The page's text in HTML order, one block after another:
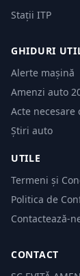
Stații ITP
GHIDURI
Alerte mașină
Amenzi auto
Acte necesare
Știri auto
UTILE
Termeni și
Politica de
Contactează-
CONTACT